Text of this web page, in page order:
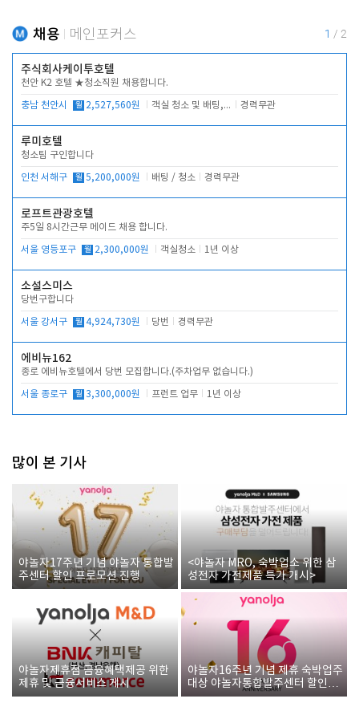
채용 메인포커스 1 / 2
주식회사케이투호텔
천안 K2 호텔 ★청소직원 채용합니다.
충남 천안시 월 2,527,560원 객실 청소 및 배팅, 주변 시설 청소 경력무관
루미호텔
청소팀 구인합니다
인천 서해구 월 5,200,000원 배팅 / 청소 경력무관
로프트관광호텔
주5일 8시간근무 메이드 채용 합니다.
서울 영등포구 월 2,300,000원 객실청소 1년 이상
소설스미스
당번구합니다
서울 강서구 월 4,924,730원 당번 경력무관
에비뉴162
종로 에비뉴호텔에서 당번 모집합니다.(주차업무 없습니다.)
서울 종로구 월 3,300,000원 프런트 업무 1년 이상
많이 본 기사
야놀자17주년 기념 야놀자 통합발
주센터 할인 프로모션 진행
<야놀자 MRO, 숙박업소 위한 삼
성전자 가전제품 특가 개시>
야놀자제휴점 금융혜택제공 위한
제휴 및 금융서비스 게시
야놀자16주년 기념 제휴 숙박업주
대상 야놀자통합발주센터 할인쿠
폰 증정